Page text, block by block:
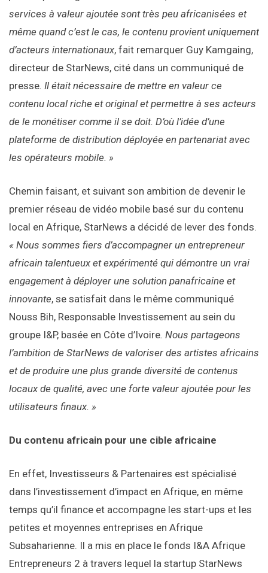
services à valeur ajoutée sont très peu africanisées et
même quand c’est le cas, le contenu provient uniquement
d’acteurs internationaux, fait remarquer Guy Kamgaing,
directeur de StarNews, cité dans un communiqué de
presse. Il était nécessaire de mettre en valeur ce
contenu local riche et original et permettre à ses acteurs
de le monétiser comme il se doit. D’où l’idée d’une
plateforme de distribution déployée en partenariat avec
les opérateurs mobile. »
Chemin faisant, et suivant son ambition de devenir le
premier réseau de vidéo mobile basé sur du contenu
local en Afrique, StarNews a décidé de lever des fonds.
« Nous sommes fiers d’accompagner un entrepreneur
africain talentueux et expérimenté qui démontre un vrai
engagement à déployer une solution panafricaine et
innovante, se satisfait dans le même communiqué
Nouss Bih, Responsable Investissement au sein du
groupe I&P, basée en Côte d’Ivoire. Nous partageons
l’ambition de StarNews de valoriser des artistes africains
et de produire une plus grande diversité de contenus
locaux de qualité, avec une forte valeur ajoutée pour les
utilisateurs finaux. »
Du contenu africain pour une cible africaine
En effet, Investisseurs & Partenaires est spécialisé
dans l’investissement d’impact en Afrique, en même
temps qu’il finance et accompagne les start-ups et les
petites et moyennes entreprises en Afrique
Subsaharienne. Il a mis en place le fonds I&A Afrique
Entrepreneurs 2 à travers lequel la startup StarNews